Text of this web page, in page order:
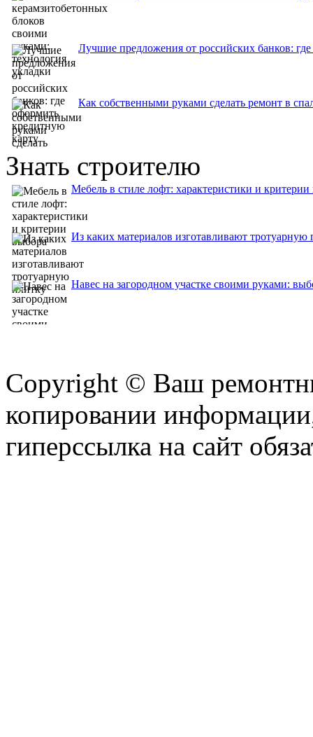
Лучшие предложения от российских банков:
Как собственными руками сделать ремонт в
Знать строителю
Мебель в стиле лофт: характеристики и
Из каких материалов изготавливают тротуарную
Навес на загородном участке своими руками:
Copyright © Ваш
копировании
гиперссылка на сайт